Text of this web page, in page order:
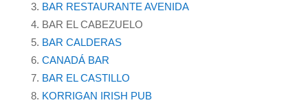
BAR RESTAURANTE AVENIDA
BAR EL CABEZUELO
BAR CALDERAS
CANADÁ BAR
BAR EL CASTILLO
KORRIGAN IRISH PUB